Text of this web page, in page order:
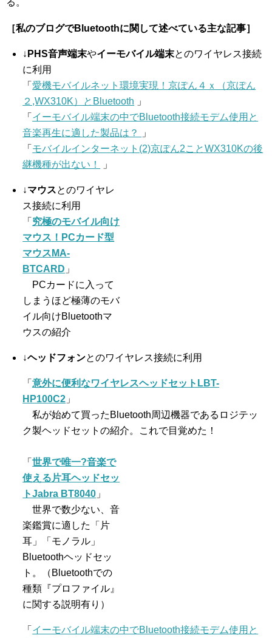
る。
［私のブログでBluetoothに関して述べている主な記事］
↓ PHS音声端末やイーモバイル端末とのワイヤレス接続
に利用
「愛機モバイルネット環境実現！京ぽん４ｘ（京ぽん
２,WX310K）とBluetooth 」
「 イーモバイル端末の中でBluetooth接続モデム使用と
音楽再生に適した製品は？
」
「 モバイルインターネット(2)京ぽん2ことWX310Kの後
継機種が出ない！
」
↓マウスとのワイヤレ
ス接続に利用
「 究極のモバイル向け
マウス！PCカード型
マウスMA-
BTCARD 」
PCカードに入って
しまうほど極薄のモバ
イル向けBluetoothマ
ウスの紹介
↓ヘッドフォンとのワイヤレス接続に利用
「意外に便利なワイヤレスヘッドセットLBT-
HP100C2 」
私が始めて買ったBluetooth周辺機器であるロジテッ
ク製ヘッドセットの紹介。これで目覚めた！
「世界で唯一?音楽で
使える片耳ヘッドセッ
トJabra BT8040 」
世界で数少ない、音
楽鑑賞に適した「片
耳」「モノラル」
Bluetoothヘッドセッ
ト。（Bluetoothでの
種類『プロファイル』
に関する説明有り）
「 イーモバイル端末の中でBluetooth接続モデム使用と